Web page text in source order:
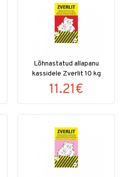
Lõhnastatud allapanu
kassidele Zverlit 10 kg
11.21€